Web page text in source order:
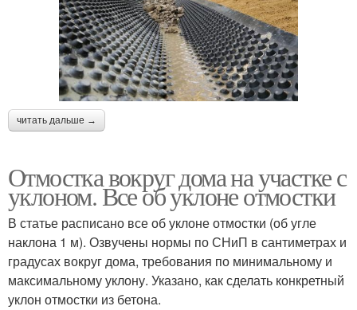
читать дальше →
Отмостка вокруг дома на участке с
уклоном. Все об уклоне отмостки
В статье расписано все об уклоне отмостки (об угле
наклона 1 м). Озвучены нормы по СНиП в сантиметрах и
градусах вокруг дома, требования по минимальному и
максимальному уклону. Указано, как сделать конкретный
уклон отмостки из бетона.